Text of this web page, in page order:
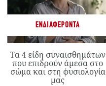
ΕΝΔΙΑΦΈΡΟΝΤΑ
Τα 4 είδη συναισθημάτων
που επιδρούν άμεσα στο
σώμα και στη φυσιολογία
μας